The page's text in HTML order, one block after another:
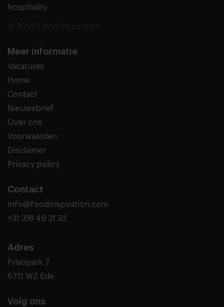
hospitality
Meer informatie
Vacatures
Home
Contact
Nieuwsbrief
Over ons
Voorwaarden
Disclaimer
Privacy policy
Contact
info@foodinspiration.com
+31 318 49 31 32
Adres
Frisopark 2
6711 WZ Ede
Volg ons